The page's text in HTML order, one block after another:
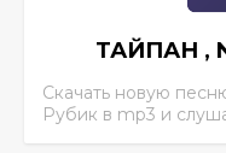
ТАЙПАН ,
Скачать новую
Рубик в mp3 и